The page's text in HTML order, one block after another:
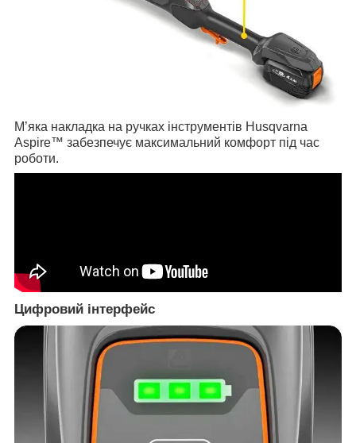
М’яка накладка на ручках інструментів Husqvarna
Aspire™ забезпечує максимальний комфорт під час
роботи.
Цифровий інтерфейс